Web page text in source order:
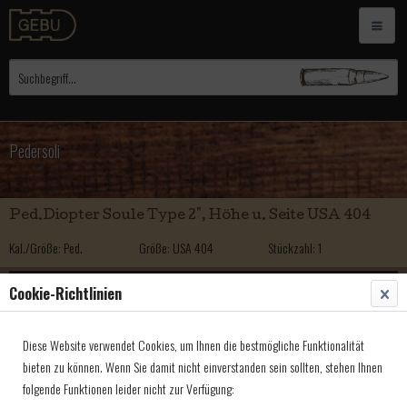
Pedersoli
Ped.Diopter Soule Type 2", Höhe u. Seite USA 404
Kal./Größe: Ped. Größe: USA 404 Stückzahl: 1
Größe: USA 405 Stückzahl: 1
369,00 € *
Cookie-Richtlinien
Diese Website verwendet Cookies, um Ihnen die bestmögliche Funktionalität
bieten zu können. Wenn Sie damit nicht einverstanden sein sollten, stehen Ihnen
folgende Funktionen leider nicht zur Verfügung: